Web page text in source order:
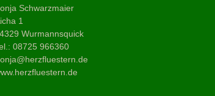
Schwarzmaier
1
Wurmannsquick
08725 966360